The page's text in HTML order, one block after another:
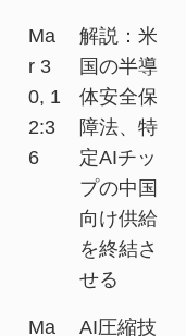
Ma
r 3
0, 1
2:3
6
解説：米
国の半導
体安全保
障法、特
定AIチッ
プの中国
向け供給
を終結さ
せる
Ma AI圧縮技